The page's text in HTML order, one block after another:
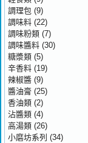
調理包 (9)
調味料 (22)
調味粉類 (7)
調味醬料 (30)
糖漿類 (5)
辛香料 (19)
辣椒醬 (9)
醬油膏 (25)
香油類 (2)
沾醬類 (4)
高湯類 (26)
小磨坊系列 (34)